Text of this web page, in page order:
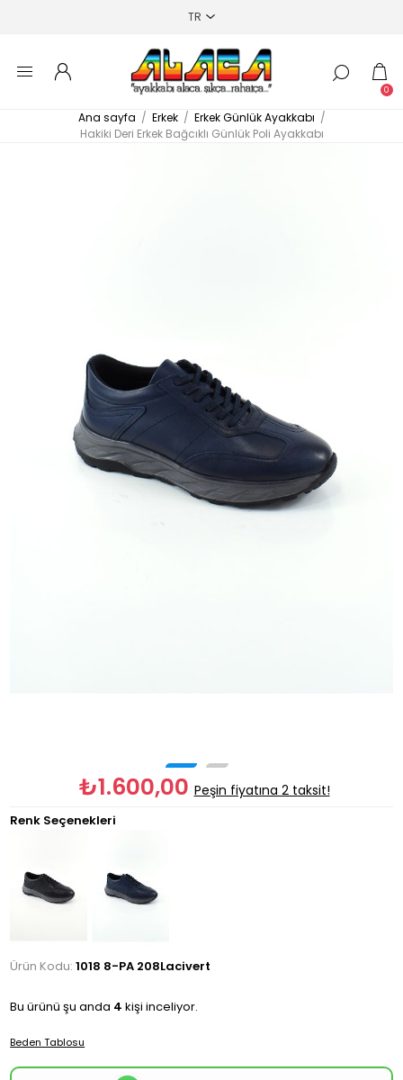
0
Ana sayfa / Erkek / Erkek Günlük Ayakkabı /
Hakiki Deri Erkek Bağcıklı Günlük Poli Ayakkabı
₺1.600,00 Peşin fiyatına 2 taksit!
Renk Seçenekleri
Ürün Kodu: 1018 8-PA 208Lacivert
Bu ürünü şu anda 4 kişi inceliyor.
Beden Tablosu